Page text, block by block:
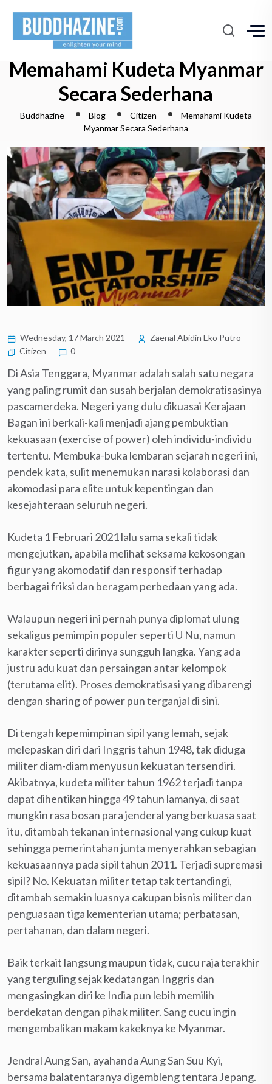
Memahami Kudeta Myanmar
Secara Sederhana
Buddhazine Blog Citizen
Memahami Kudeta
Myanmar Secara Sederhana
Wednesday, 17 March 2021
Zaenal Abidin Eko Putro
Citizen
0
Di Asia Tenggara, Myanmar adalah salah satu negara
yang paling rumit dan susah berjalan demokratisasinya
pascamerdeka. Negeri yang dulu dikuasai Kerajaan
Bagan ini berkali-kali menjadi ajang pembuktian
kekuasaan (exercise of power) oleh individu-individu
tertentu. Membuka-buka lembaran sejarah negeri ini,
pendek kata, sulit menemukan narasi kolaborasi dan
akomodasi para elite untuk kepentingan dan
kesejahteraan seluruh negeri.
Kudeta 1 Februari 2021 lalu sama sekali tidak
mengejutkan, apabila melihat seksama kekosongan
figur yang akomodatif dan responsif terhadap
berbagai friksi dan beragam perbedaan yang ada.
Walaupun negeri ini pernah punya diplomat ulung
sekaligus pemimpin populer seperti U Nu, namun
karakter seperti dirinya sungguh langka. Yang ada
justru adu kuat dan persaingan antar kelompok
(terutama elit). Proses demokratisasi yang dibarengi
dengan sharing of power pun terganjal di sini.
Di tengah kepemimpinan sipil yang lemah, sejak
melepaskan diri dari Inggris tahun 1948, tak diduga
militer diam-diam menyusun kekuatan tersendiri.
Akibatnya, kudeta militer tahun 1962 terjadi tanpa
dapat dihentikan hingga 49 tahun lamanya, di saat
mungkin rasa bosan para jenderal yang berkuasa saat
itu, ditambah tekanan internasional yang cukup kuat
sehingga pemerintahan junta menyerahkan sebagian
kekuasaannya pada sipil tahun 2011. Terjadi supremasi
sipil? No. Kekuatan militer tetap tak tertandingi,
ditambah semakin luasnya cakupan bisnis militer dan
penguasaan tiga kementerian utama; perbatasan,
pertahanan, dan dalam negeri.
Baik terkait langsung maupun tidak, cucu raja terakhir
yang terguling sejak kedatangan Inggris dan
mengasingkan diri ke India pun lebih memilih
berdekatan dengan pihak militer. Sang cucu ingin
mengembalikan makam kakeknya ke Myanmar.
Jendral Aung San, ayahanda Aung San Suu Kyi,
bersama balatentaranya digembleng tentara Jepang.